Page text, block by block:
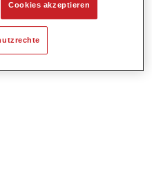
Effektfarbtönen in
Cookies akzeptieren